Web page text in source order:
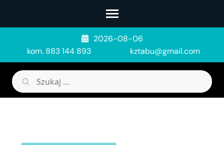
content
2026-08-06
kom. 883 144 893
kztabu@gmail.com
Szukaj: